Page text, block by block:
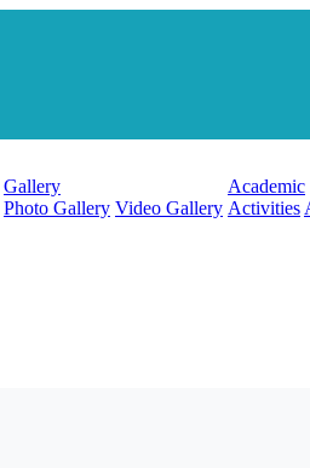
Gallery
Photo Gallery Video Gallery
Academic
Activities